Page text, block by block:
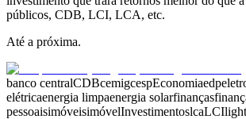
públicos, CDB, LCI, LCA, etc.
Até a próxima.
banco centralCDBcemigcespEconomiaedp
elétricaenergia limpaenergia solarfinanças
pessoaisimóveisimóvelInvestimentoslcaLCIlight